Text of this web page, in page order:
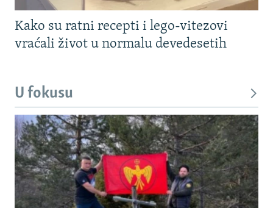
Kako su ratni recepti i lego-vitezovi
vraćali život u normalu devedesetih
U fokusu